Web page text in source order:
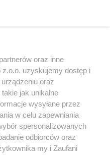
korzystania z portali
Skontaktuj się z nami
oraz inne
uzyskujemy dostęp i
oraz
jak unikalne
wysyłane przez
w celu zapewniania
spersonalizowanych
odbiorców oraz
my i Zaufani